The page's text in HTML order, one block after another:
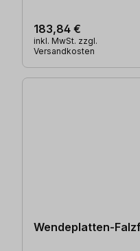
183,84 €
inkl. MwSt. zzgl.
Versandkosten
Wendeplatten-